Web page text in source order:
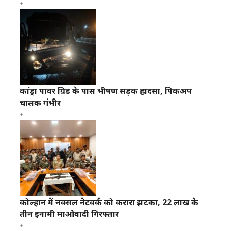
कांड्रा पावर ग्रिड के पास भीषण सड़क हादसा, पिकअप
चालक गंभीर
कोल्हान में नक्सल नेटवर्क को करारा झटका, 22 लाख के
तीन इनामी माओवादी गिरफ्तार